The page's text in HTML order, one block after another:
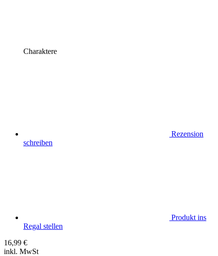
Charaktere
Rezension
schreiben
Produkt ins
Regal stellen
16,99 €
inkl. MwSt